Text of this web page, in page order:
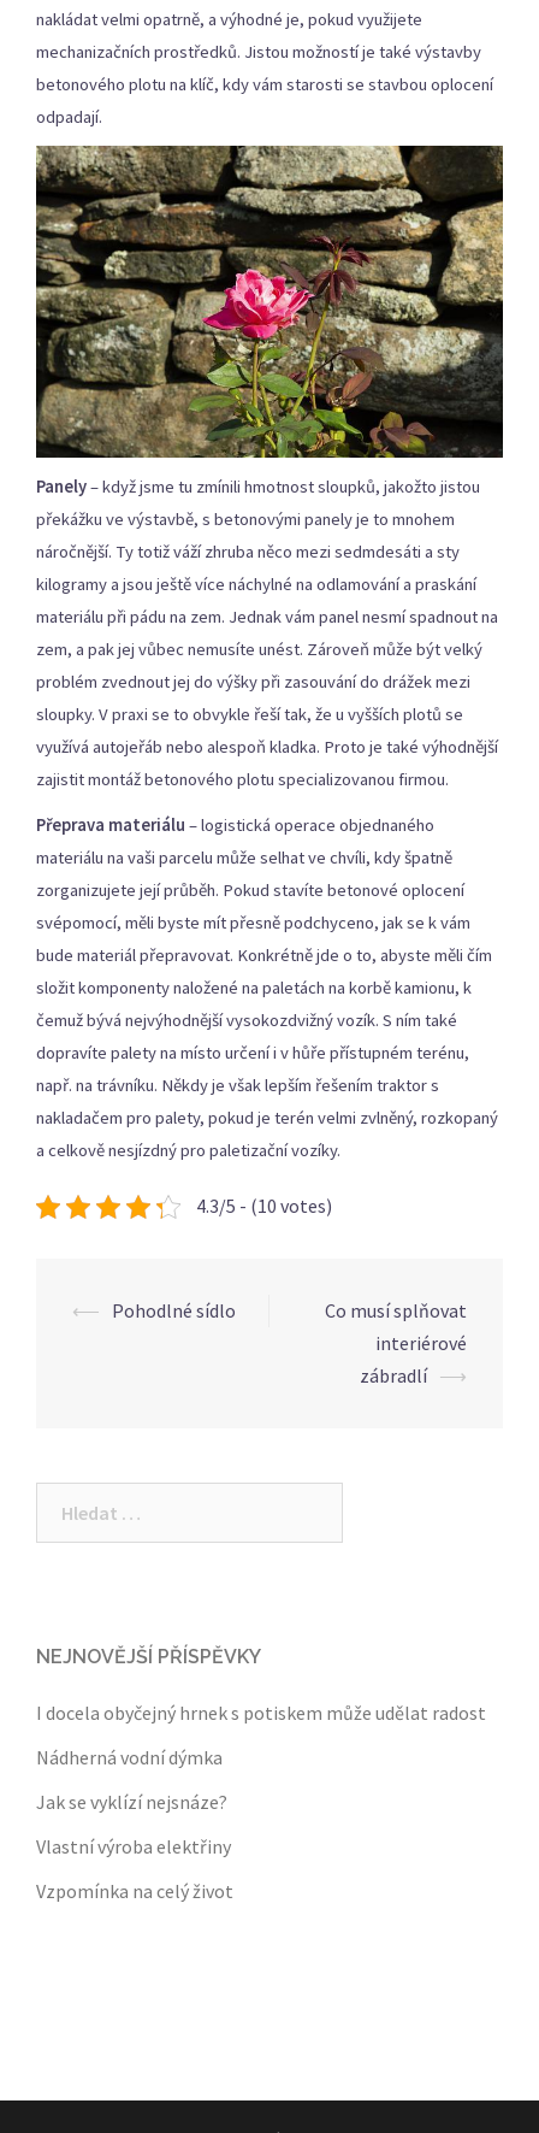
nakládat velmi opatrně, a výhodné je, pokud využijete
mechanizačních prostředků. Jistou možností je také výstavby
betonového plotu na klíč, kdy vám starosti se stavbou oplocení
odpadají.
Panely– když jsme tu zmínili hmotnost sloupků, jakožto jistou
překážku ve výstavbě, s betonovými panely je to mnohem
náročnější. Ty totiž váží zhruba něco mezi sedmdesáti a sty
kilogramy a jsou ještě více náchylné na odlamování a praskání
materiálu při pádu na zem. Jednak vám panel nesmí spadnout na
zem, a pak jej vůbec nemusíte unést. Zároveň může být velký
problém zvednout jej do výšky při zasouvání do drážek mezi
sloupky. V praxi se to obvykle řeší tak, že u vyšších plotů se
využívá autojeřáb nebo alespoň kladka. Proto je také výhodnější
zajistit montáž betonového plotu specializovanou firmou.
Přeprava materiálu – logistická operace objednaného
materiálu na vaši parcelu může selhat ve chvíli, kdy špatně
zorganizujete její průběh. Pokud stavíte betonové oplocení
svépomocí, měli byste mít přesně podchyceno, jak se k vám
bude materiál přepravovat. Konkrétně jde o to, abyste měli čím
složit komponenty naložené na paletách na korbě kamionu, k
čemuž bývá nejvýhodnější vysokozdvižný vozík. S ním také
dopravíte palety na místo určení i v hůře přístupném terénu,
např. na trávníku. Někdy je však lepším řešením traktor s
nakladačem pro palety, pokud je terén velmi zvlněný, rozkopaný
a celkově nesjízdný pro paletizační vozíky.
4.3/5 - (10 votes)
Post
⟵ Pohodlné sídlo
Co musí splňovat
interiérové
zábradlí ⟶
NEJNOVĚJŠÍ PŘÍSPĚVKY
I docela obyčejný hrnek s potiskem může udělat radost
Nádherná vodní dýmka
Jak se vyklízí nejsnáze?
Vlastní výroba elektřiny
Vzpomínka na celý život